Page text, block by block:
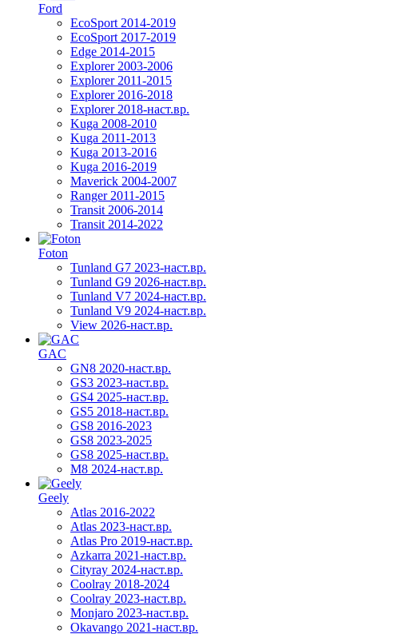
Ford
EcoSport 2014-2019
EcoSport 2017-2019
Edge 2014-2015
Explorer 2003-2006
Explorer 2011-2015
Explorer 2016-2018
Explorer 2018-наст.вр.
Kuga 2008-2010
Kuga 2011-2013
Kuga 2013-2016
Kuga 2016-2019
Maverick 2004-2007
Ranger 2011-2015
Transit 2006-2014
Transit 2014-2022
Foton
Tunland G7 2023-наст.вр.
Tunland G9 2026-наст.вр.
Tunland V7 2024-наст.вр.
Tunland V9 2024-наст.вр.
View 2026-наст.вр.
GAC
GN8 2020-наст.вр.
GS3 2023-наст.вр.
GS4 2025-наст.вр.
GS5 2018-наст.вр.
GS8 2016-2023
GS8 2023-2025
GS8 2025-наст.вр.
M8 2024-наст.вр.
Geely
Atlas 2016-2022
Atlas 2023-наст.вр.
Atlas Pro 2019-наст.вр.
Azkarra 2021-наст.вр.
Cityray 2024-наст.вр.
Coolray 2018-2024
Coolray 2023-наст.вр.
Monjaro 2023-наст.вр.
Okavango 2021-наст.вр.